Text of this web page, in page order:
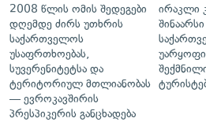
2008 წლის ომის შედეგები
დღემდე ძირს უთხრის
საქართველოს
უსაფრთხოებას,
სუვერენიტეტსა და
ტერიტორიულ მთლიანობას
— ევროკავშირის
პრესპიკერის განცხადება
ირაკლი